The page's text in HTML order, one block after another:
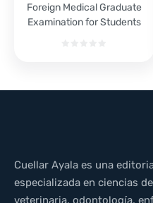
Foreign Medical Graduate
Examination for Students
Cuellar Ayala es una
especializada en ciencias
veterinaria, odontología,